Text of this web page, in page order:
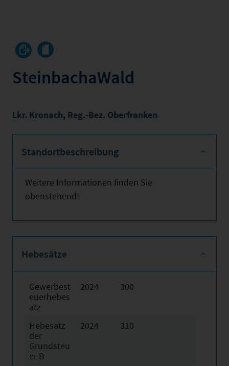
SteinbachaWald
Lkr. Kronach, Reg.-Bez. Oberfranken
Standortbeschreibung
Weitere Informationen finden Sie
obenstehend!
Hebesätze
Gewerbest
euerhebes
atz
2024 300
Hebesatz
der
Grundsteu
er B
2024 310